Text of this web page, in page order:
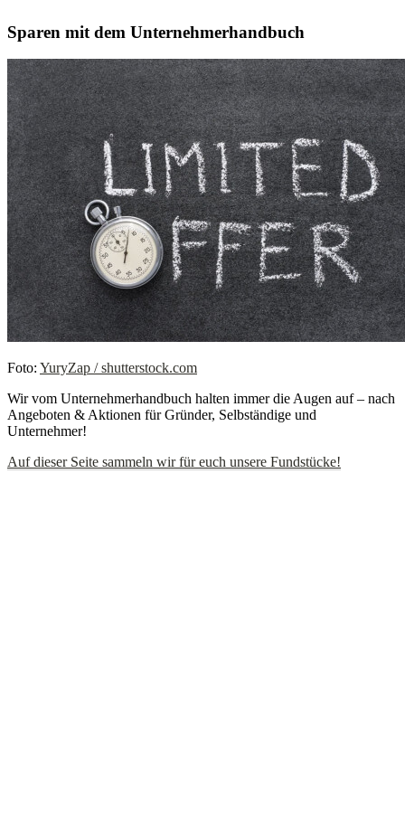
Sparen mit dem Unternehmerhandbuch
Foto: YuryZap / shutterstock.com
Wir vom Unternehmerhandbuch halten immer die Augen auf – nach
Angeboten & Aktionen für Gründer, Selbständige und
Unternehmer!
Auf dieser Seite sammeln wir für euch unsere Fundstücke!